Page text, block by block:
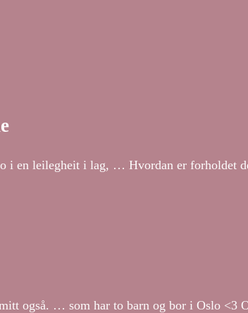
i en leilegheit i lag, … Hvordan er forholdet
også. … som har to barn og bor i Oslo <3